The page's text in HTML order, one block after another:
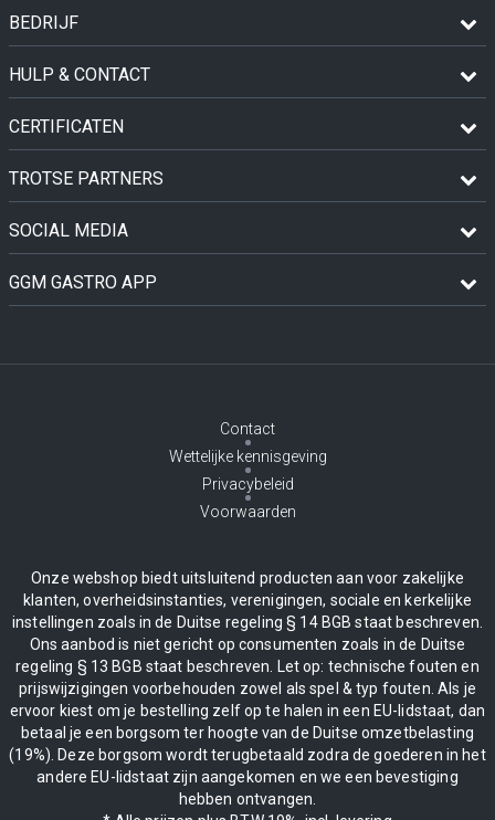
BEDRIJF
HULP & CONTACT
CERTIFICATEN
TROTSE PARTNERS
SOCIAL MEDIA
GGM GASTRO APP
Contact
Wettelijke kennisgeving
Privacybeleid
Voorwaarden
Onze webshop biedt uitsluitend producten aan voor zakelijke
klanten, overheidsinstanties, verenigingen, sociale en kerkelijke
instellingen zoals in de Duitse regeling § 14 BGB staat beschreven.
Ons aanbod is niet gericht op consumenten zoals in de Duitse
regeling § 13 BGB staat beschreven. Let op: technische fouten en
prijswijzigingen voorbehouden zowel als spel & typ fouten. Als je
ervoor kiest om je bestelling zelf op te halen in een EU-lidstaat, dan
betaal je een borgsom ter hoogte van de Duitse omzetbelasting
(19%). Deze borgsom wordt terugbetaald zodra de goederen in het
andere EU-lidstaat zijn aangekomen en we een bevestiging
hebben ontvangen.